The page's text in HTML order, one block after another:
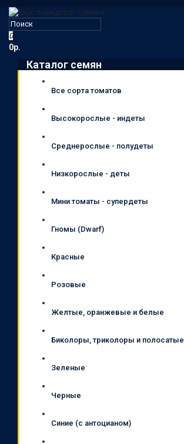
0
0р.
Каталог семян
Все сорта томатов
Высокорослые - индеты
Среднерослые - полудеты
Низкорослые - деты
Мини томаты - супердеты
Гномы (Dwarf)
Красные
Розовые
Желтые, оранжевые и белые
Биколоры, триколоры и полосатые
Зеленые
Черные
Синие (с антоцианом)